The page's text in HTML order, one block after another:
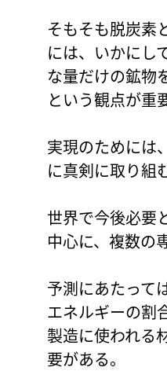
そもそも脱炭素
には、いかにし
な量だけの鉱物
という観点が重
実現のためには
に真剣に取り組
世界で今後必要
中心に、複数の
予測にあたって
エネルギーの割
製造に使われる
要がある。